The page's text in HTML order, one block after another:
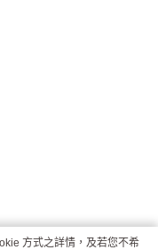
方式之詳情，及若您不希